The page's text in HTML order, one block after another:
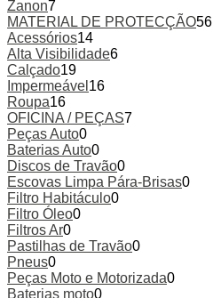
Zanon7
MATERIAL DE PROTECÇÃO56
Acessórios14
Alta Visibilidade6
Calçado19
Impermeável 16
Roupa16
OFICINA / PEÇAS7
Peças Auto0
Baterias Auto0
Discos de Travão0
Escovas Limpa Pára-Brisas0
Filtro Habitáculo0
Filtro Óleo0
Filtros Ar0
Pastilhas de Travão0
Pneus0
Peças Moto e Motorizada0
Baterias moto0